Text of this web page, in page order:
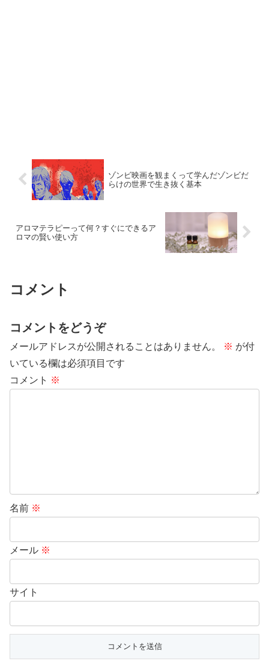
ゾンビ映画を観まくって学んだゾンビだ
らけの世界で生き抜く基本
アロマテラピーって何？すぐにできるア
ロマの賢い使い方
コメント
コメントをどうぞ
メールアドレスが公開されることはありません。 ※ が付
いている欄は必須項目です
コメント ※
名前 ※
メール ※
サイト